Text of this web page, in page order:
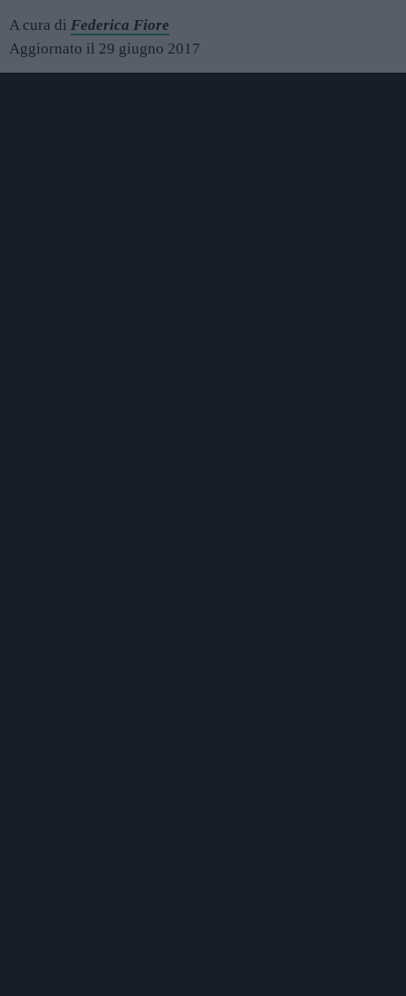
A cura di Federica Fiore
Aggiornato il 29 giugno 2017